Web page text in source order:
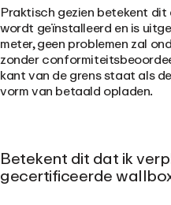
Praktisch gezien betekent
wordt geïnstalleerd en is
meter, geen problemen zal
zonder
kant van de grens staat als
vorm van betaald opladen.
Betekent dit dat ik
gecertificeerde